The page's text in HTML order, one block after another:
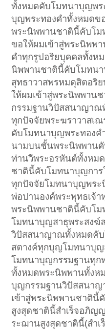
ทั้งหมดคับโมทนาบุญพร
บุญพระทองคำทั้งหมดข
พระนิพพานชาตินี้คับโม
ขอให้ผมเข้าสู่พระนิพพ
คำทุกรูปอริยบุคคลทั้งห
นิพพานชาตินี้คับโมทน
สุทธาวาสพรหมดุสิตอริ
ให้ผมเข้าสู่พระนิพพาน
กรรมฐานวิปัสสนาญาณ
ทุกปัจจัยพระฆราวาสเ
คับโมทนาบุญพระทองค
นามบนชั้นพระนิพพาน
ท่านวีพระอรหันต์ทั้งหม
ชาตินี้คับโมทนาบุญการ
ทุกปัจจัยโมทนาบุญพระ
พ่อปานองค์พระพุทธเจ้า
พระนิพพานชาตินี้คับโ
โมทนาบุญสาธุพระสงฆ์
วิปัสสนาญาณทั้งหมดคั
สตางค์ทุกบุญโมทนาบุ
โมทนาบุญกรรมฐานทุ
ทั้งหมดพระนิพพานทั้งห
บุญกรรมฐานวิปัสสนาญ
เข้าสู่พระนิพพานชาตินี้
สูงสุดชาตินี้สำเร็จอภิญ
ระฌานสูงสุดชาตินี้(สำ